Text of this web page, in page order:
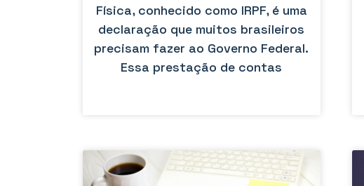
Física, conhecido como IRPF, é uma
declaração que muitos brasileiros
precisam fazer ao Governo Federal.
Essa prestação de contas